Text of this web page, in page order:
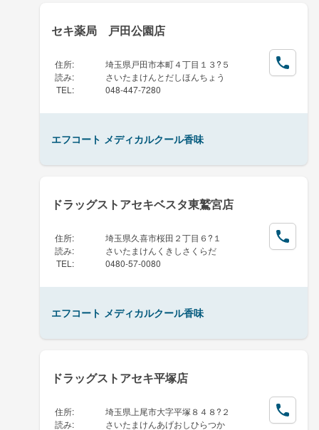
セキ薬局 戸田公園店
住所:
埼玉県戸田市本町４丁目１３?５
読み:
さいたまけんとだしほんちょう
TEL : 048-447-7280
エフコート メディカルクール香味
ドラッグストアセキベスタ東鷲宮店
住所:
埼玉県久喜市桜田２丁目６?１
読み:
さいたまけんくきしさくらだ
TEL : 0480-57-0080
エフコート メディカルクール香味
ドラッグストアセキ平塚店
住所:
埼玉県上尾市大字平塚８４８?２
読み:
さいたまけんあげおしひらつか